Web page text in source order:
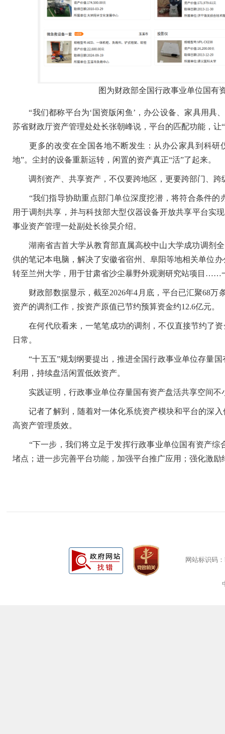
图为财政部全国行政事业单位国有
“我们都称平台为‘国资版闲鱼’，办公设备、家具用具
苏省财政厅资产管理处处长张朝峰说，平台的匹配功能，
更多的改变在全国各地不断发生：从办公家具到科研
地”。尘封的设备重新运转，闲置的资产真正“活”了起来。
调剂资产、共享资产，不仅要跨地区，更要跨部门、跨
“我们指导协助重点部门单位深度挖潜，将符合条件的
用于调剂共享，并与科技部大型仪器设备开放共享平台实
事业资产管理一处副处长徐昊介绍。
湖南省吉首大学从教育部直属高校中山大学成功调剂全
供的笔记本电脑，解决了安徽省宿州、阜阳等地相关单位
转至兰州大学，用于甘肃省沙尘暴野外观测研究站项目……
财政部数据显示，截至2026年4月底，平台已汇聚68万
资产的调剂工作，按资产原值已节约预算资金约12.6亿元。
在何代欣看来，一笔笔成功的调剂，不仅直接节约了资
日常。
“十五五”规划纲要提出，推进全国行政事业单位存量国
利用，持续盘活闲置低效资产。
实践证明，行政事业单位存量国有资产盘活共享空间不
记者了解到，随着对一体化系统资产模块和平台的深入
高资产管理质效。
“下一步，我们将立足于发挥行政事业单位国有资产综
堵点；进一步完善平台功能，加强平台推广应用；强化激
网站标识码